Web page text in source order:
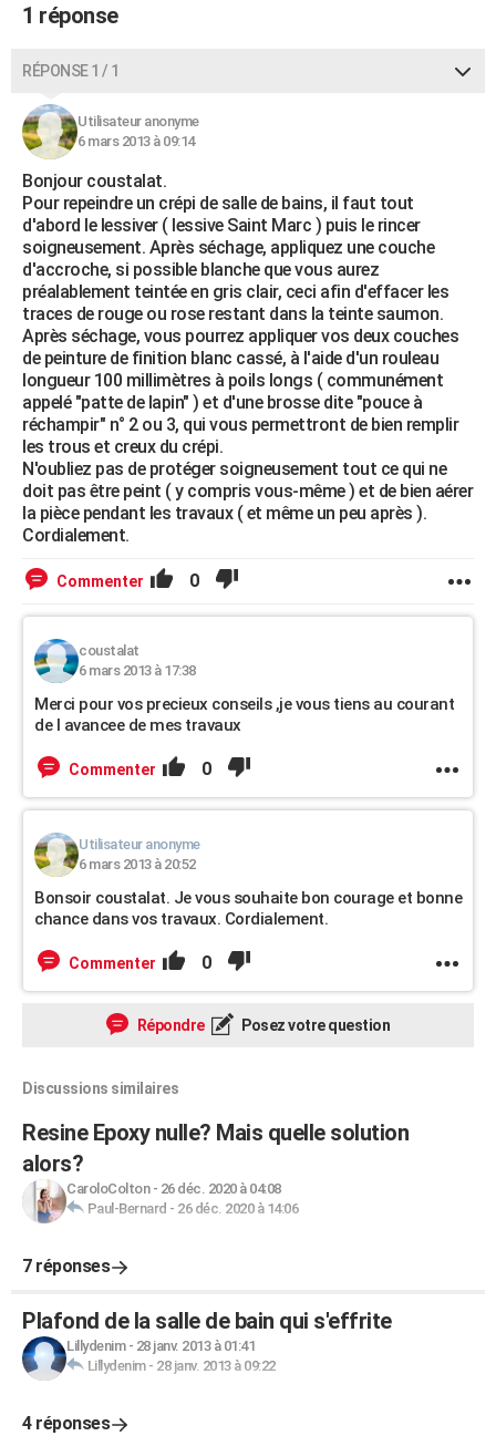
CARTE DE VOEUX
Carte de Noël
Carte Bonne année
Carte Saint-Valentin
Carte Pâques
Carte d'anniversaire
DICTIONNAIRE
Dictionnaire
Biographies
Citations
Expressions
Proverbes
PROGRAMME TV
S'inscrire
Se connecter
Lycées
Collèges
Primaires
Universités
Entreprises
Service militaire
Avis de recherche
AVIS DE DÉCÈS
FORUM
Bricolage
Lifestyle
Culture
Sport
Auto
Television
Voyage
Cinema
1 réponse
RÉPONSE 1 / 1
Utilisateur anonyme
6 mars 2013 à 09:14
Bonjour coustalat.
Pour repeindre un crépi de salle de bains, il faut tout
d'abord le lessiver ( lessive Saint Marc ) puis le rincer
soigneusement. Après séchage, appliquez une couche
d'accroche, si possible blanche que vous aurez
préalablement teintée en gris clair, ceci afin d'effacer les
traces de rouge ou rose restant dans la teinte saumon.
Après séchage, vous pourrez appliquer vos deux couches
de peinture de finition blanc cassé, à l'aide d'un rouleau
longueur 100 millimètres à poils longs ( communément
appelé "patte de lapin" ) et d'une brosse dite "pouce à
réchampir" n° 2 ou 3, qui vous permettront de bien remplir
les trous et creux du crépi.
N'oubliez pas de protéger soigneusement tout ce qui ne
doit pas être peint ( y compris vous-même ) et de bien aérer
la pièce pendant les travaux ( et même un peu après ).
Cordialement.
Commenter 0
coustalat
6 mars 2013 à 17:38
Merci pour vos precieux conseils ,je vous tiens au courant
de l avancee de mes travaux
Commenter 0
Utilisateur anonyme
6 mars 2013 à 20:52
Bonsoir coustalat. Je vous souhaite bon courage et bonne
chance dans vos travaux. Cordialement.
Commenter 0
Répondre Posez votre question
Discussions similaires
Resine Epoxy nulle? Mais quelle solution
alors?
CaroloColton- 26 déc. 2020 à 04:08
Paul-Bernard - 26 déc. 2020 à 14:06
7 réponses
Plafond de la salle de bain qui s'effrite
Lillydenim- 28 janv. 2013 à 01:41
Lillydenim- 28 janv. 2013 à 09:22
4 réponses